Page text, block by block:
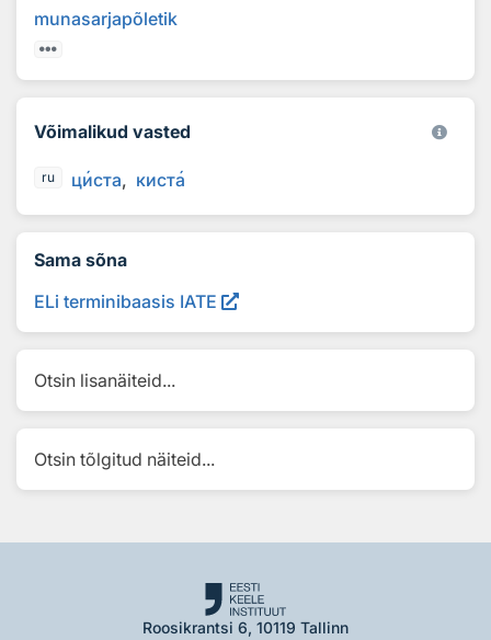
munasarjapõletik
Võimalikud vasted
ru циста киста
Sama sõna
ELi terminibaasis IATE
Otsin lisanäiteid...
Otsin tõlgitud näiteid...
Roosikrantsi 6, 10119 Tallinn